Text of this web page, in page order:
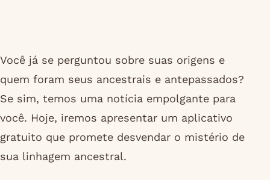
Você já se perguntou sobre suas origens e
quem foram seus ancestrais e antepassados?
Se sim, temos uma notícia empolgante para
você. Hoje, iremos apresentar um aplicativo
gratuito que promete desvendar o mistério de
sua linhagem ancestral.